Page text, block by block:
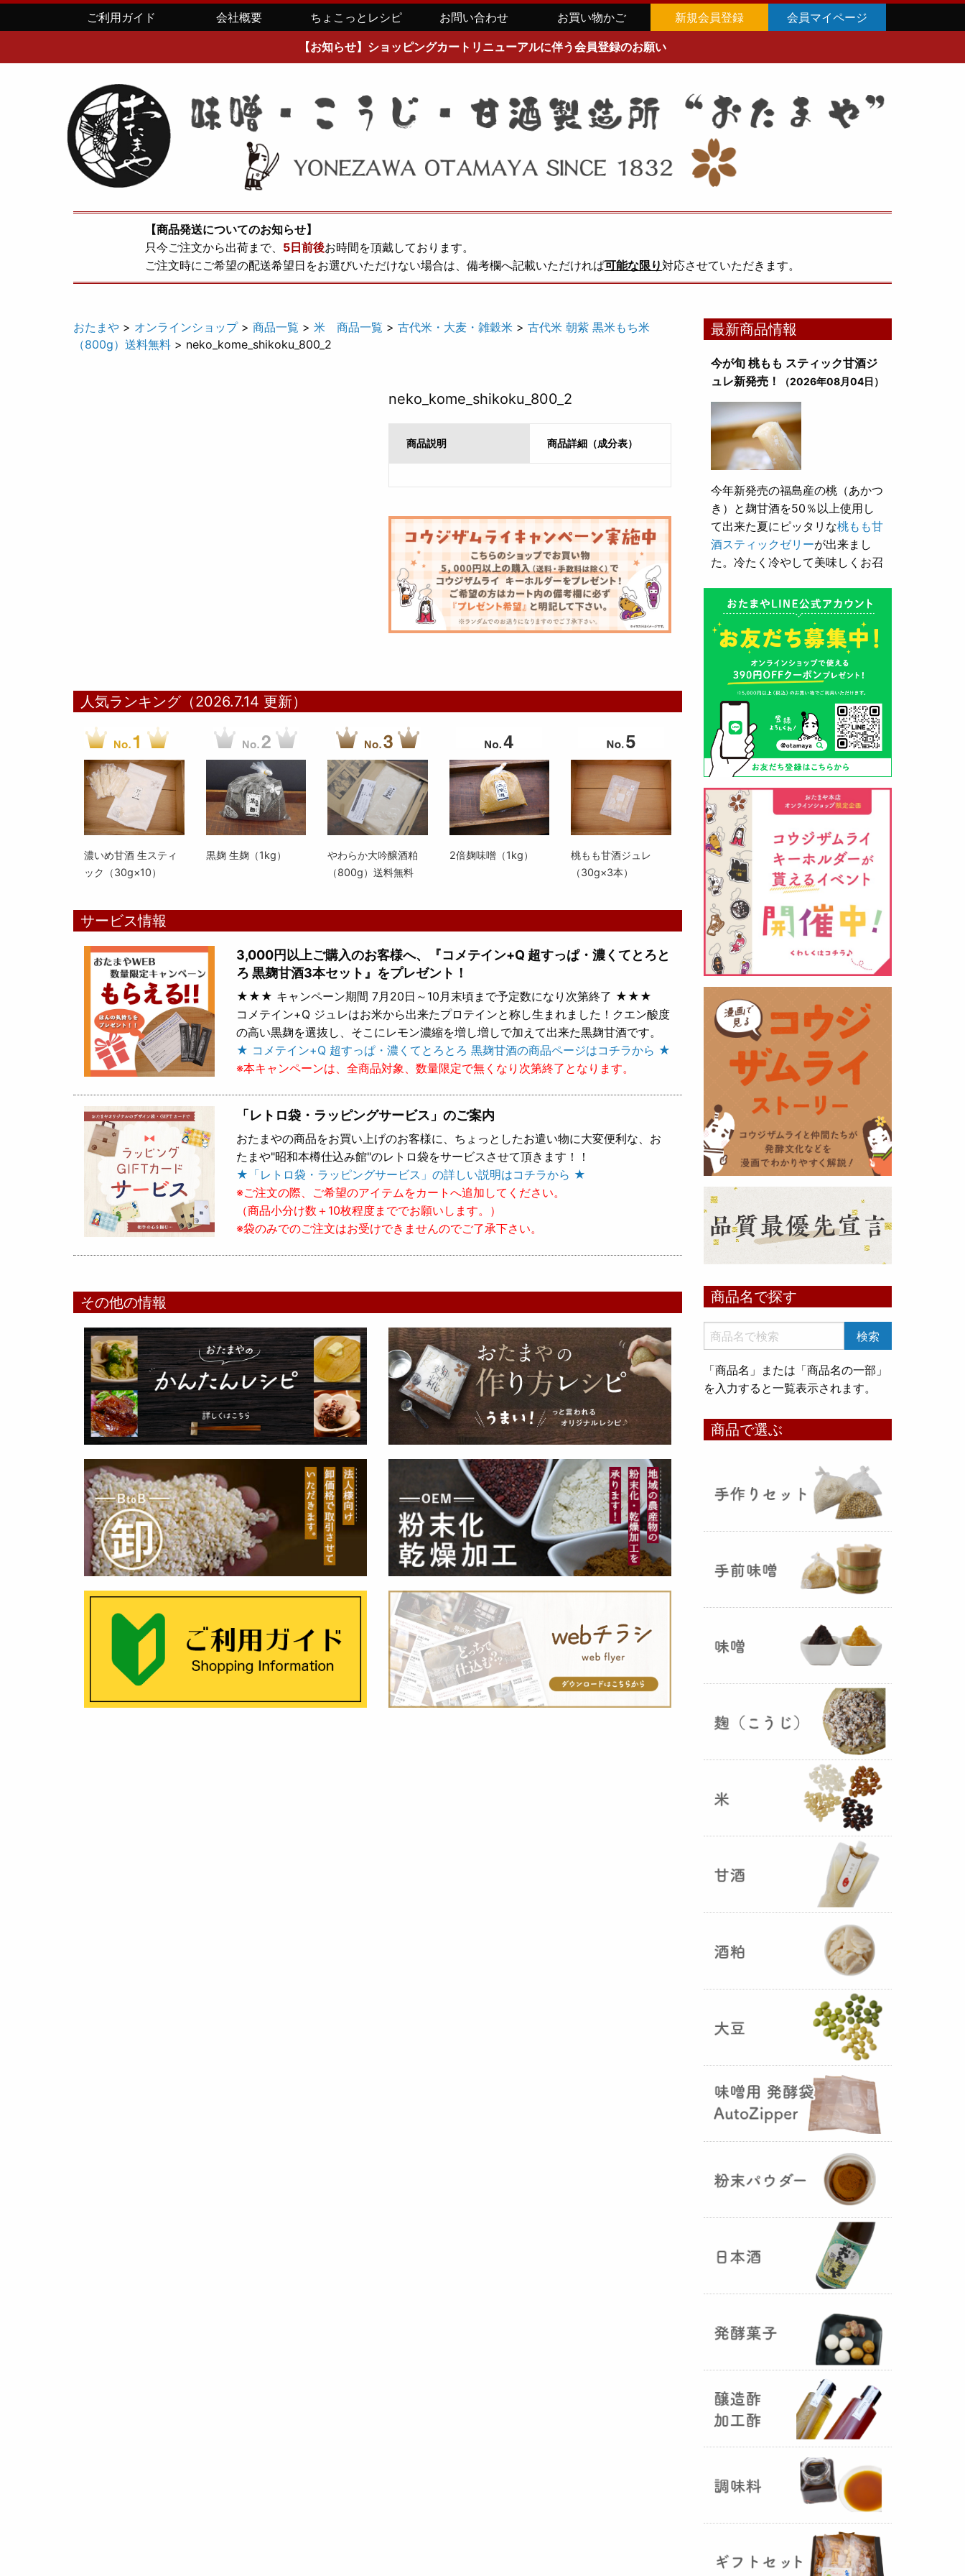
ご利用ガイド 会社概要 ちょこっとレシピ お問い合わせ お買い物かご 新規会員登録 会員マイページ
【お知らせ】ショッピングカートリニューアルに伴う会員登録のお願い
【商品発送についてのお知らせ】
只今ご注文から出荷まで、 5日前後お時間を頂戴しております。
ご注文時にご希望の配送希望日をお選びいただけない場合は、備考欄へ記載いただければ可能な限り対応させていただきます。
おたまや > オンラインショップ> 商品一覧 > 米 商品一覧 > 古代米・大麦・雑穀米 > 古代米 朝紫 黒米もち米
（800g）送料無料 > neko_kome_shikoku_800_2
neko_kome_shikoku_800_2
商品説明 商品詳細（成分表）
人気ランキング（2026.7.14 更新）
濃いめ甘酒 生スティ
ック（30g×10）
黒麹 生麹（1kg）
やわらか大吟醸酒粕
（800g）送料無料
2倍麹味噌（1kg）
桃もも甘酒ジュレ
（30g×3本）
サービス情報
3,000円以上ご購入のお客様へ、『コメテイン+Q 超すっぱ・濃くてとろと
ろ 黒麹甘酒3本セット』をプレゼント！
★★★ キャンペーン期間 7月20日～10月末頃まで予定数になり次第終了 ★★★
コメテイン+Q ジュレはお米から出来たプロテインと称し生まれました！クエン酸度
の高い黒麹を選抜し、そこにレモン濃縮を増し増しで加えて出来た黒麹甘酒です。
★ コメテイン+Q 超すっぱ・濃くてとろとろ 黒麹甘酒の商品ページはコチラから ★
※本キャンペーンは、全商品対象、数量限定で無くなり次第終了となります。
「レトロ袋・ラッピングサービス」のご案内
おたまやの商品をお買い上げのお客様に、ちょっとしたお遣い物に大変便利な、お
たまや"昭和本樽仕込み館"のレトロ袋をサービスさせて頂きます！！
★「レトロ袋・ラッピングサービス」の詳しい説明はコチラから ★
※ご注文の際、ご希望のアイテムをカートへ追加してください。
（商品小分け数＋10枚程度まででお願いします。）
※袋のみでのご注文はお受けできませんのでご了承下さい。
その他の情報
最新商品情報
今が旬 桃もも スティック甘酒ジ
ュレ新発売！
（2026年08月04日）
今年新発売の福島産の桃（あかつ
き）と麹甘酒を50％以上使用し
て出来た夏にピッタリな桃もも甘
酒スティックゼリーが出来まし
た。冷たく冷やして美味しくお召
とろり漬け込み用酒粕が新発売！
（2026年05月10日）
山形酒蔵の今期新粕を低温でじっ
くりと熟成させて、とろり漬け込
まみをしっかりと引き出して出来
ました。野菜、お魚、お肉等の漬
け込みにどうぞ・・・
クロ黒麹甘酒 スティック新発売
（2026年03月08日）
黒麹の天然クエン酸で運動の為に
最大の機能を発揮出来るよう開発
しました。少しゆるく仕上がりま
したので初回ロット8,000本程度
を訳あり価格で提供します。品質
や栄養価には問題ありませんので
お早めにどうぞ・・・
甘酒 生スティック新発売！
（2025年11月11日）
いめ甘酒 30g』と『オートミー
プをリリース致しました。何処へ
でも持ち運びが出来て、非常に便
利です！
た！（2025年08月12日）
お米5kg貯蔵用アルミ袋が完
成しました！完全オリジナルで特
別な仕様でお米の美味しさをその
ままキープ！酸化防止と長期保存
を可能にしました！
山形さくらんぼ甘酒ゼリー発売
山形のさくらんぼをペーストにし
て、当店の生甘酒と合わせフレッ
シュな酸味の効いたさくらんぼ甘
が出来まし
た。
おたまやジャン 辛味噌発売！
5つの素材だけで出来た辛味
おたまやジャ
』が登場しました！そのままで
も、薬味や調味料を足しても利用
できます。
（2025年02月
国産（熊本産）の大麦に白麹菌を
つけて丁寧に培養して『大麦白
』が完成しました！大麦麹から
の旨みと、白麹から生成される天
然のクエン酸（酸味）が良き製品
を創出してくれることです。塩麹
作りや米麹や大麦麹とブレンドし
ての味噌作りなど、次の食のステ
ージに・・・
R6年 クロ黒麹が出来ました
♪（2025年01月15日）
商品名で探す
「商品名」または「商品名の一部」
を入力すると一覧表示されます。
商品で選ぶ